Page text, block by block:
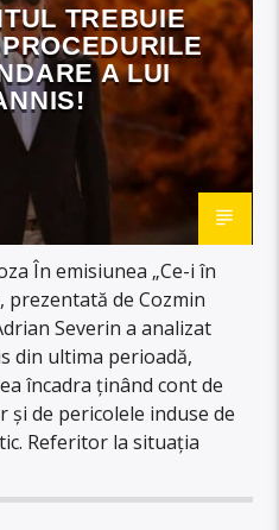
TREBUIE
A LUI
În emisiunea „Ce-i în
prezentată de Cozmin
Severin a analizat
din ultima perioadă,
încadra ținând cont de
de pericolele induse de
Referitor la situația